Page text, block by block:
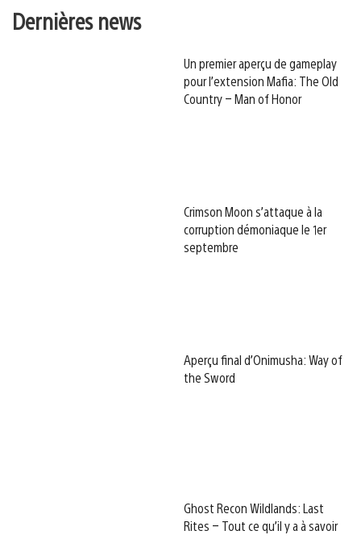
Dernières news
Un premier aperçu de gameplay
pour l’extension Mafia: The Old
Country – Man of Honor
Crimson Moon s’attaque à la
corruption démoniaque le 1er
septembre
Aperçu final d’Onimusha: Way of
the Sword
Ghost Recon Wildlands: Last
Rites – Tout ce qu’il y a à savoir